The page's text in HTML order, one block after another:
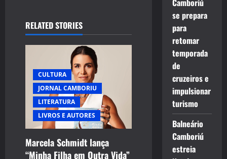
v
i
i
o
RELATED STORIES
CULTURA
JORNAL CAMBORIU
LITERATURA
LIVROS E AUTORES
Marcela Schmidt lança
“Minha Filha em Outra Vida”
Camboriú
se prepara
para
retomar
temporada
de
cruzeiros e
impulsionar
turismo
Balneário
Camboriú
estreia